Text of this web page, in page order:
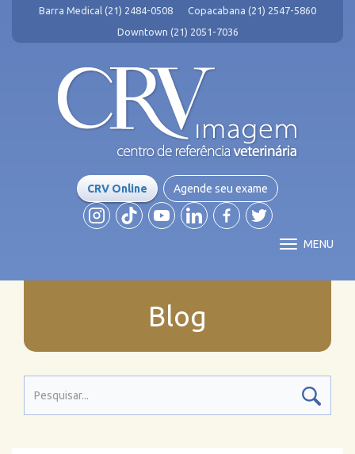
Barra Medical (21) 2484-0508
Copacabana (21) 2547-5860
Downtown (21) 2051-7036
CRV Online Agende seu exame
MENU
Blog